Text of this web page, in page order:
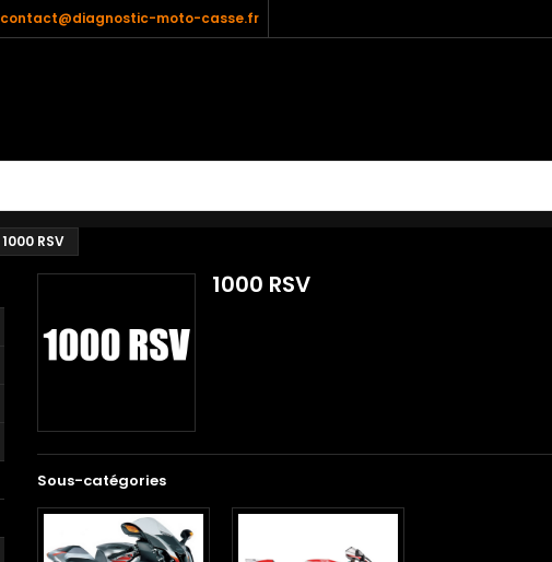
contact@diagnostic-moto-casse.fr
1000 RSV
1000 RSV
Sous-catégories